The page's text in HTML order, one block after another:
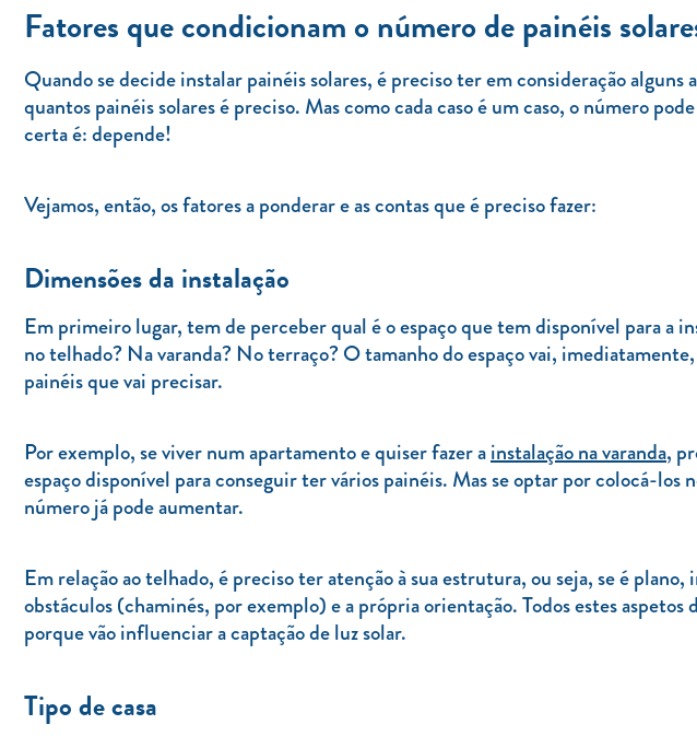
Fatores que condicionam o número de painéis
Quando se decide instalar painéis solares, é preciso ter em consideração alguns
quantos painéis solares é preciso. Mas como cada caso é um caso, o número
certa é: depende!
Vejamos, então, os fatores a ponderar e as contas que é preciso fazer:
Dimensões da instalação
Em primeiro lugar, tem de perceber qual é o espaço que tem disponível para a
no telhado? Na varanda? No terraço? O tamanho do espaço vai,
painéis que vai precisar.
Por exemplo, se viver num apartamento e quiser fazer ainstalação na varanda,
espaço disponível para conseguir ter vários painéis. Mas se optar por colocá-los
número já pode aumentar.
Em relação ao telhado, é preciso ter atenção à sua estrutura, ou seja, se é
obstáculos (chaminés, por exemplo) e a própria orientação. Todos estes aspetos
porque vão influenciar a captação de luz solar.
Tipo de casa